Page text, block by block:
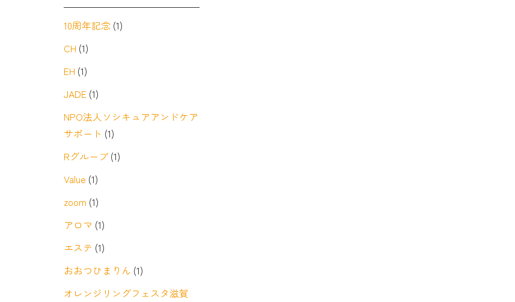
10周年記念(1)
CH (1)
EH (1)
JADE (1)
NPO法人ソシキュアアンドケア
サポート (1)
Rグループ(1)
Value (1)
zoom (1)
アロマ (1)
エステ (1)
おおつひまりん (1)
オレンジリングフェスタ滋賀